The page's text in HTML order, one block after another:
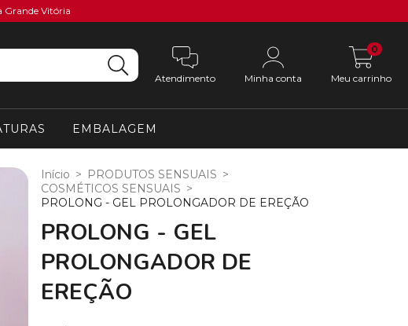
Grande Vitória
Atendimento Minha conta Meu carrinho
0
EMBALAGEM
Início > PRODUTOS SENSUAIS >
COSMÉTICOS SENSUAIS >
PROLONG - GEL PROLONGADOR DE EREÇÃO
PROLONG - GEL
PROLONGADOR DE
EREÇÃO